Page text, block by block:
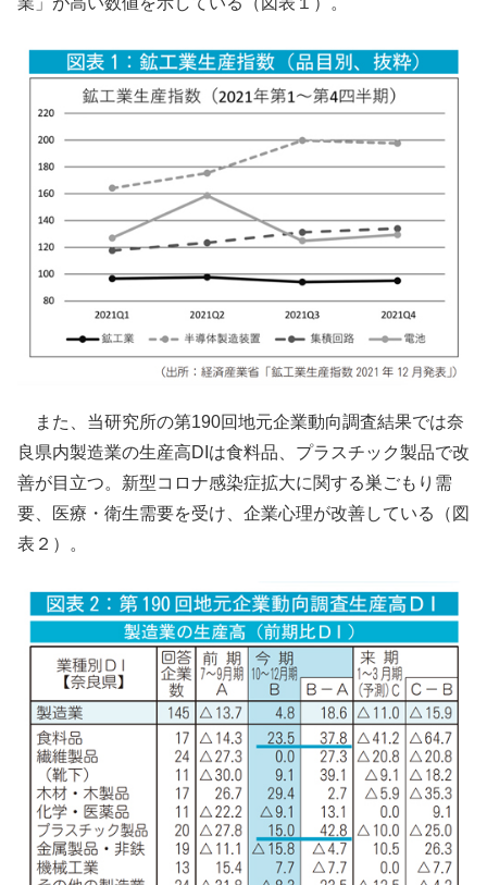
また、当研究所の第190回地元企業動向調査結果では奈
良県内製造業の生産高DIは食料品、プラスチック製品で改
善が目立つ。新型コロナ感染症拡大に関する巣ごもり需
要、医療・衛生需要を受け、企業心理が改善している（図
表２）。